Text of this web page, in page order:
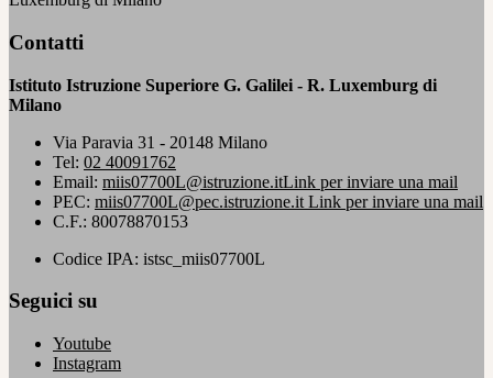
Contatti
Istituto Istruzione Superiore G. Galilei - R. Luxemburg di
Milano
Via Paravia 31 - 20148 Milano
Tel: 02 40091762
Email: miis07700L@istruzione.itLink per inviare una mail
PEC: miis07700L@pec.istruzione.it Link per inviare una mail
C.F.: 80078870153
Codice IPA: istsc_miis07700L
Seguici su
Youtube
Instagram